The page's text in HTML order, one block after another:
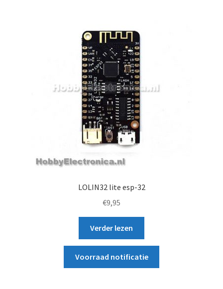
LOLIN32 lite esp-32
€9,95
Verder lezen
Voorraad notificatie